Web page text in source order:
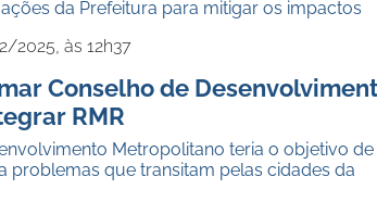
da Prefeitura para mitigar os impactos
2025, às 12h37
Conselho de
RMR
Metropolitano teria o objetivo de
problemas que transitam pelas cidades da